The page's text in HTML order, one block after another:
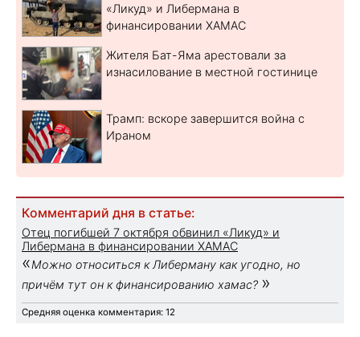
«Ликуд» и Либермана в
финансировании ХАМАС
Жителя Бат-Яма арестовали за
изнасилование в местной гостинице
Трамп: вскоре завершится война с
Ираном
Комментарий дня в статье:
Отец погибшей 7 октября обвинил «Ликуд» и
Либермана в финансировании ХАМАС
«Можно относиться к Либерману как угодно, но
причём тут он к финансированию хамас? »
Средняя оценка комментария: 12